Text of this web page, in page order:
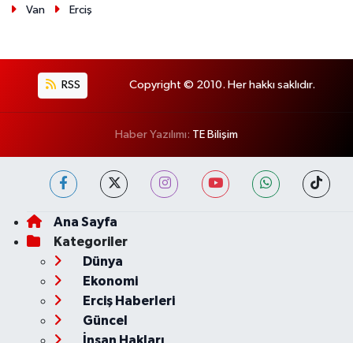
Van
Erciş
RSS Copyright © 2010. Her hakkı saklıdır.
Haber Yazılımı: TE Bilişim
Ana Sayfa
Kategoriler
Dünya
Ekonomi
Erciş Haberleri
Güncel
İnsan Hakları